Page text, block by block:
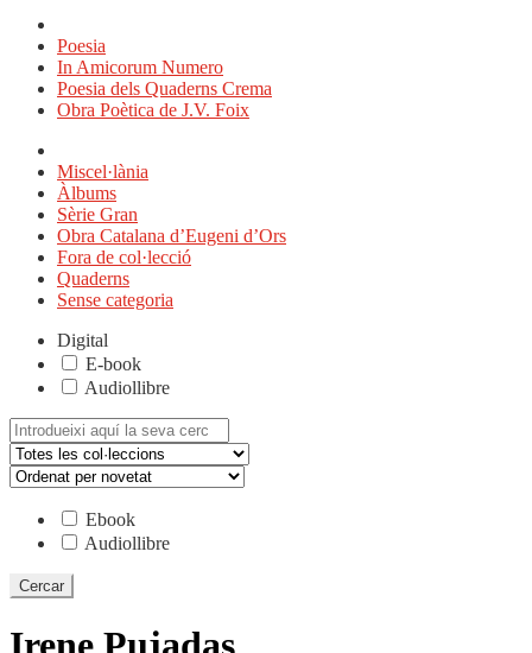
Poesia
In Amicorum Numero
Poesia dels Quaderns Crema
Obra Poètica de J.V. Foix
Miscel·lània
Àlbums
Sèrie Gran
Obra Catalana d’Eugeni d’Ors
Fora de col·lecció
Quaderns
Sense categoria
Digital
E-book
Audiollibre
Cerca:
Ebook
Audiollibre